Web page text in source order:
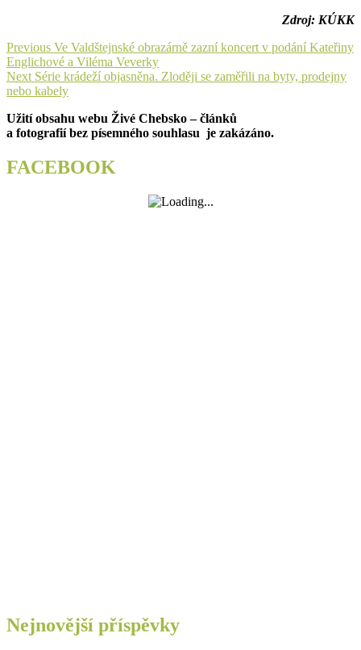
Zdroj: KÚKK
Navigace
pro
příspěvek
Previous Previous
post:
Ve Valdštejnské obrazárně zazní koncert v podání Kateřiny
Englichové a Viléma Veverky
Next Next
post:
Série krádeží objasněna. Zloději se zaměřili na byty, prodejny
nebo kabely
Užití obsahu webu Živé Chebsko – článků
a fotografií bez písemného souhlasu je zakázáno.
FACEBOOK
Nejnovější příspěvky